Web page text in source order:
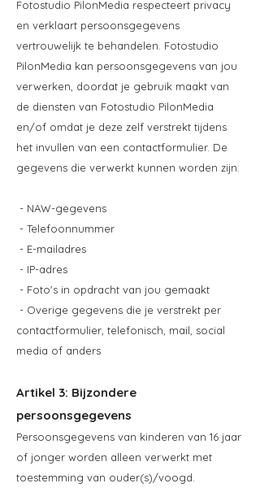
Fotostudio PilonMedia respecteert privacy
en verklaart persoonsgegevens
vertrouwelijk te behandelen. Fotostudio
PilonMedia kan persoonsgegevens van jou
verwerken, doordat je gebruik maakt van
de diensten van Fotostudio PilonMedia
en/of omdat je deze zelf verstrekt tijdens
het invullen van een contactformulier. De
gegevens die verwerkt kunnen worden zijn:
- NAW-gegevens
- Telefoonnummer
- E-mailadres
- IP-adres
- Foto's in opdracht van jou gemaakt
- Overige gegevens die je verstrekt per
contactformulier, telefonisch, mail, social
media of anders
Artikel 3: Bijzondere
persoonsgegevens
Persoonsgegevens van kinderen van 16 jaar
of jonger worden alleen verwerkt met
toestemming van ouder(s)/voogd.